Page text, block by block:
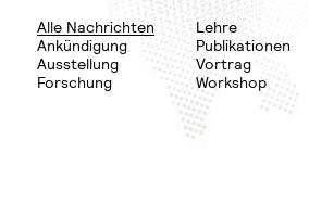
DOCUMENTATION
THESIS
URBAN
NEXUS
FLEDGE
DISSERTATION
Alle Nachrichten
Ankündigung
Ausstellung
Forschung
Lehre
Publikationen
Vortrag
Workshop